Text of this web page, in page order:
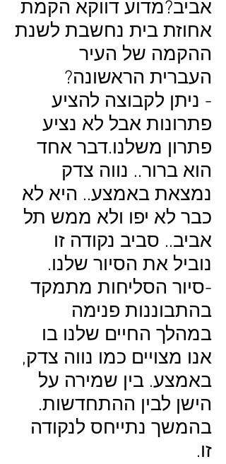
אביב?מדוע דווקא הקמת
אחוזת בית נחשבת לשנת
ההקמה של העיר
העברית הראשונה?
- ניתן לקבוצה להציע
פתרונות אבל לא נציע
פתרון משלנו.דבר אחד
הוא ברור.. נווה צדק
נמצאת באמצע.. היא לא
כבר לא יפו ולא ממש תל
אביב.. סביב נקודה זו
נוביל את הסיור שלנו.
-סיור הסליחות מתמקד
בהתבוננות פנימה
במהלך החיים שלנו בו
אנו מצויים כמו נווה צדק,
באמצע. בין שמירה על
הישן לבין ההתחדשות.
בהמשך נתייחס לנקודה
זו.